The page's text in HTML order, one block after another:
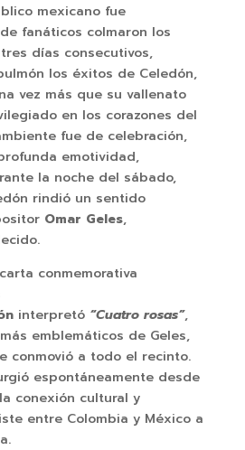
mexicano fue
fanáticos colmaron los
días consecutivos,
los éxitos de Celedón,
vez más que su vallenato
en los corazones del
fue de celebración,
emotividad,
la noche del sábado,
rindió un sentido
Omar Geles,
conmemorativa
interpretó “Cuatro rosas”,
emblemáticos de Geles,
conmovió a todo el recinto.
espontáneamente desde
conexión cultural y
entre Colombia y México a